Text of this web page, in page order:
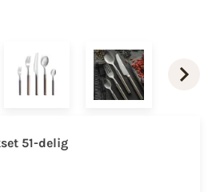
51-delig